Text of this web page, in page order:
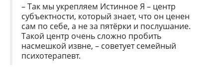
– Так мы укрепляем Истинное Я – центр
субъектности, который знает, что он ценен
сам по себе, а не за пятёрки и послушание.
Такой центр очень сложно пробить
насмешкой извне, – советует семейный
психотерапевт.